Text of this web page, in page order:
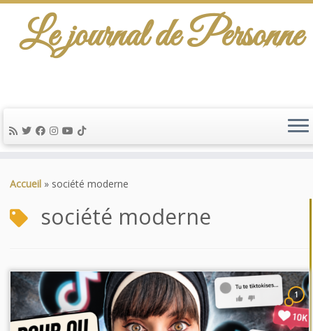
au
Le journal de Personne
Accueil » société moderne
société moderne
1